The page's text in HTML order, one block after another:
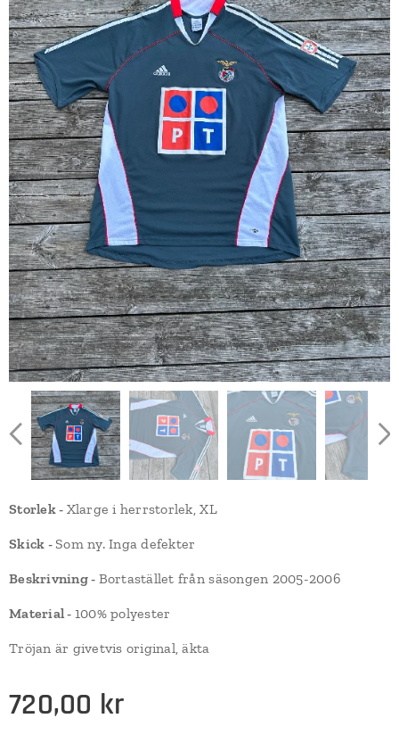
Storlek - Xlarge i herrstorlek, XL
Skick - Som ny. Inga defekter
Beskrivning - Bortastället från säsongen 2005-2006
Material - 100% polyester
Tröjan är givetvis original, äkta
720,00 kr